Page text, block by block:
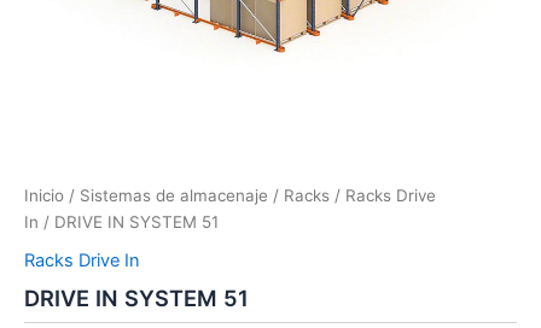
Inicio / Sistemas de almacenaje / Racks / Racks Drive
In / DRIVE IN SYSTEM 51
Racks Drive In
DRIVE IN SYSTEM 51